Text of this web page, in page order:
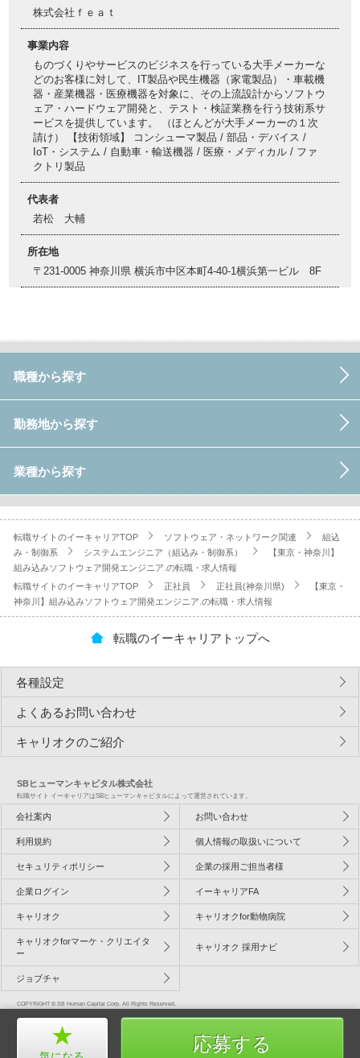
株式会社ｆｅａｔ
事業内容
ものづくりやサービスのビジネスを行っている大手メーカーな
どのお客様に対して、IT製品や民生機器（家電製品）・車載機
器・産業機器・医療機器を対象に、その上流設計からソフトウ
ェア・ハードウェア開発と、テスト・検証業務を行う技術系サ
ービスを提供しています。 （ほとんどが大手メーカーの１次
請け） 【技術領域】 コンシューマ製品 / 部品・デバイス /
IoT・システム / 自動車・輸送機器 / 医療・メディカル / ファ
クトリ製品
代表者
若松 大輔
所在地
〒231-0005 神奈川県 横浜市中区本町4-40-1横浜第一ビル 8F
応募する
職種から探す
勤務地から探す
業種から探す
転職サイトのイーキャリアTOP ソフトウェア・ネットワーク関連
組込
み・制御系
システムエンジニア（組込み・制御系）
【東京・神奈川】
組み込みソフトウェア開発エンジニア.の転職・求人情報
転職サイトのイーキャリアTOP
正社員 正社員(神奈川県)
【東京・
神奈川】組み込みソフトウェア開発エンジニア.の転職・求人情報
転職のイーキャリアトップへ
各種設定
よくあるお問い合わせ
キャリオクのご紹介
SBヒューマンキャピタル株式会社
転職サイト イーキャリアはSBヒューマンキャピタルによって運営されています。
会社案内 お問い合わせ
利用規約 個人情報の取扱いについて
セキュリティポリシー 企業の採用ご担当者様
企業ログイン イーキャリアFA
キャリオク キャリオクfor動物病院
キャリオクforマーケ・クリエイタ
ー
キャリオク 採用ナビ
ジョブチャ
COPYRIGHT © SB Human Capital Corp. All Rights Reserved.